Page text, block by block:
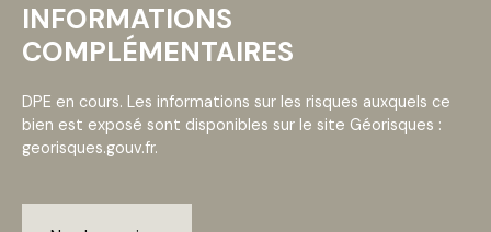
INFORMATIONS
COMPLÉMENTAIRES
DPE en cours. Les informations sur les risques auxquels ce
bien est exposé sont disponibles sur le site Géorisques :
georisques.gouv.fr.